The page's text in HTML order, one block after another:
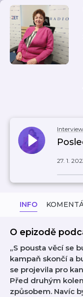
27. 1.
INFO
O epizodě
„S pousta věcí se
kampaň skončí a
se projevila pro
Před druhým
způsobem. Navíc